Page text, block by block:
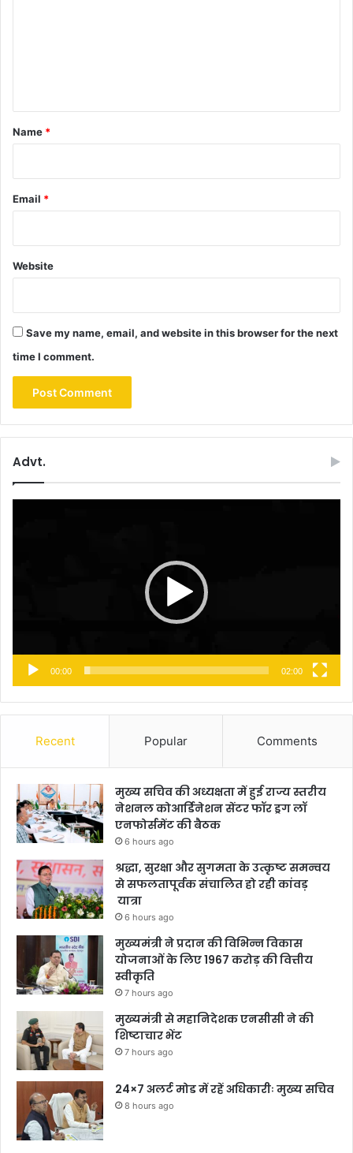
*
Name *
Email *
Website
Save my name, email, and website in this browser for the next
time I comment.
Advt.
00:00 02:00
Recent Popular Comments
मुख्य सचिव की अध्यक्षता में हुई राज्य स्तरीय
नेशनल कोआर्डिनेशन सेंटर फॉर ड्रग लॉ
एनफोर्समेंट की बैठक
6 hours ago
श्रद्धा, सुरक्षा और सुगमता के उत्कृष्ट समन्वय
से सफलतापूर्वक संचालित हो रही कांवड़
यात्रा
6 hours ago
मुख्यमंत्री ने प्रदान की विभिन्न विकास
योजनाओं के लिए 1967 करोड़ की वित्तीय
स्वीकृति
7 hours ago
मुख्यमंत्री से महानिदेशक एनसीसी ने की
शिष्टाचार भेंट
7 hours ago
24×7 अलर्ट मोड में रहें अधिकारीः मुख्य सचिव
8 hours ago